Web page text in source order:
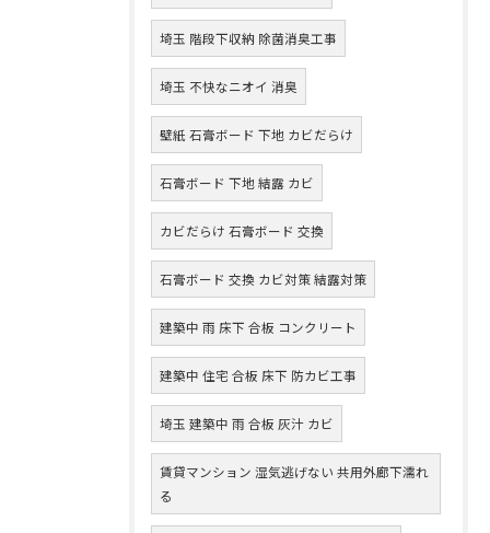
埼玉 階段下収納 除菌消臭工事
埼玉 不快なニオイ 消臭
壁紙 石膏ボード 下地 カビだらけ
石膏ボード 下地 結露 カビ
カビだらけ 石膏ボード 交換
石膏ボード 交換 カビ対策 結露対策
建築中 雨 床下 合板 コンクリート
建築中 住宅 合板 床下 防カビ工事
埼玉 建築中 雨 合板 灰汁 カビ
賃貸マンション 湿気逃げない 共用外廊下濡れ
る